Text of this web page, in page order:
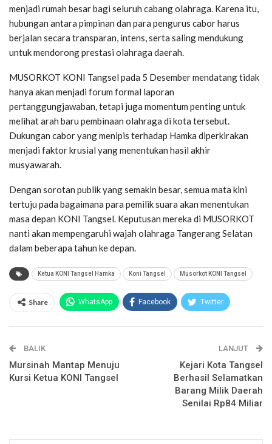
menjadi rumah besar bagi seluruh cabang olahraga. Karena itu,
hubungan antara pimpinan dan para pengurus cabor harus
berjalan secara transparan, intens, serta saling mendukung
untuk mendorong prestasi olahraga daerah.
MUSORKOT KONI Tangsel pada 5 Desember mendatang tidak
hanya akan menjadi forum formal laporan
pertanggungjawaban, tetapi juga momentum penting untuk
melihat arah baru pembinaan olahraga di kota tersebut.
Dukungan cabor yang menipis terhadap Hamka diperkirakan
menjadi faktor krusial yang menentukan hasil akhir
musyawarah.
Dengan sorotan publik yang semakin besar, semua mata kini
tertuju pada bagaimana para pemilik suara akan menentukan
masa depan KONI Tangsel. Keputusan mereka di MUSORKOT
nanti akan mempengaruhi wajah olahraga Tangerang Selatan
dalam beberapa tahun ke depan.
Ketua KONI Tangsel Hamka Koni Tangsel Musorkot KONI Tangsel
Share WhatsApp Facebook Twitter
Telegram
BALIK
Mursinah Mantap Menuju
Kursi Ketua KONI Tangsel
LANJUT
Kejari Kota Tangsel
Berhasil Selamatkan
Barang Milik Daerah
Senilai Rp84 Miliar